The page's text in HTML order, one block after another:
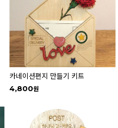
카네이션편지 만들기 키트
4,800